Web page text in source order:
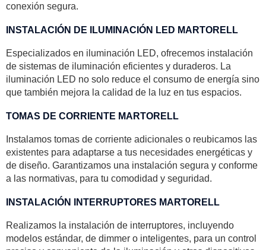
conexión segura.
INSTALACIÓN DE ILUMINACIÓN LED MARTORELL
Especializados en iluminación LED, ofrecemos instalación
de sistemas de iluminación eficientes y duraderos. La
iluminación LED no solo reduce el consumo de energía sino
que también mejora la calidad de la luz en tus espacios.
TOMAS DE CORRIENTE MARTORELL
Instalamos tomas de corriente adicionales o reubicamos las
existentes para adaptarse a tus necesidades energéticas y
de diseño. Garantizamos una instalación segura y conforme
a las normativas, para tu comodidad y seguridad.
INSTALACIÓN INTERRUPTORES MARTORELL
Realizamos la instalación de interruptores, incluyendo
modelos estándar, de dimmer o inteligentes, para un control